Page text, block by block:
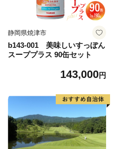
静岡県焼津市
b143-001 美味しいすっぽん
スーププラス 90缶セット
143,000円